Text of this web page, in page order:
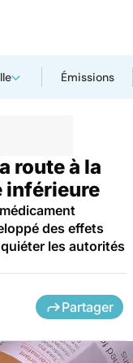
Émissions
route à la
inférieure
des effets
les autorités
Partager